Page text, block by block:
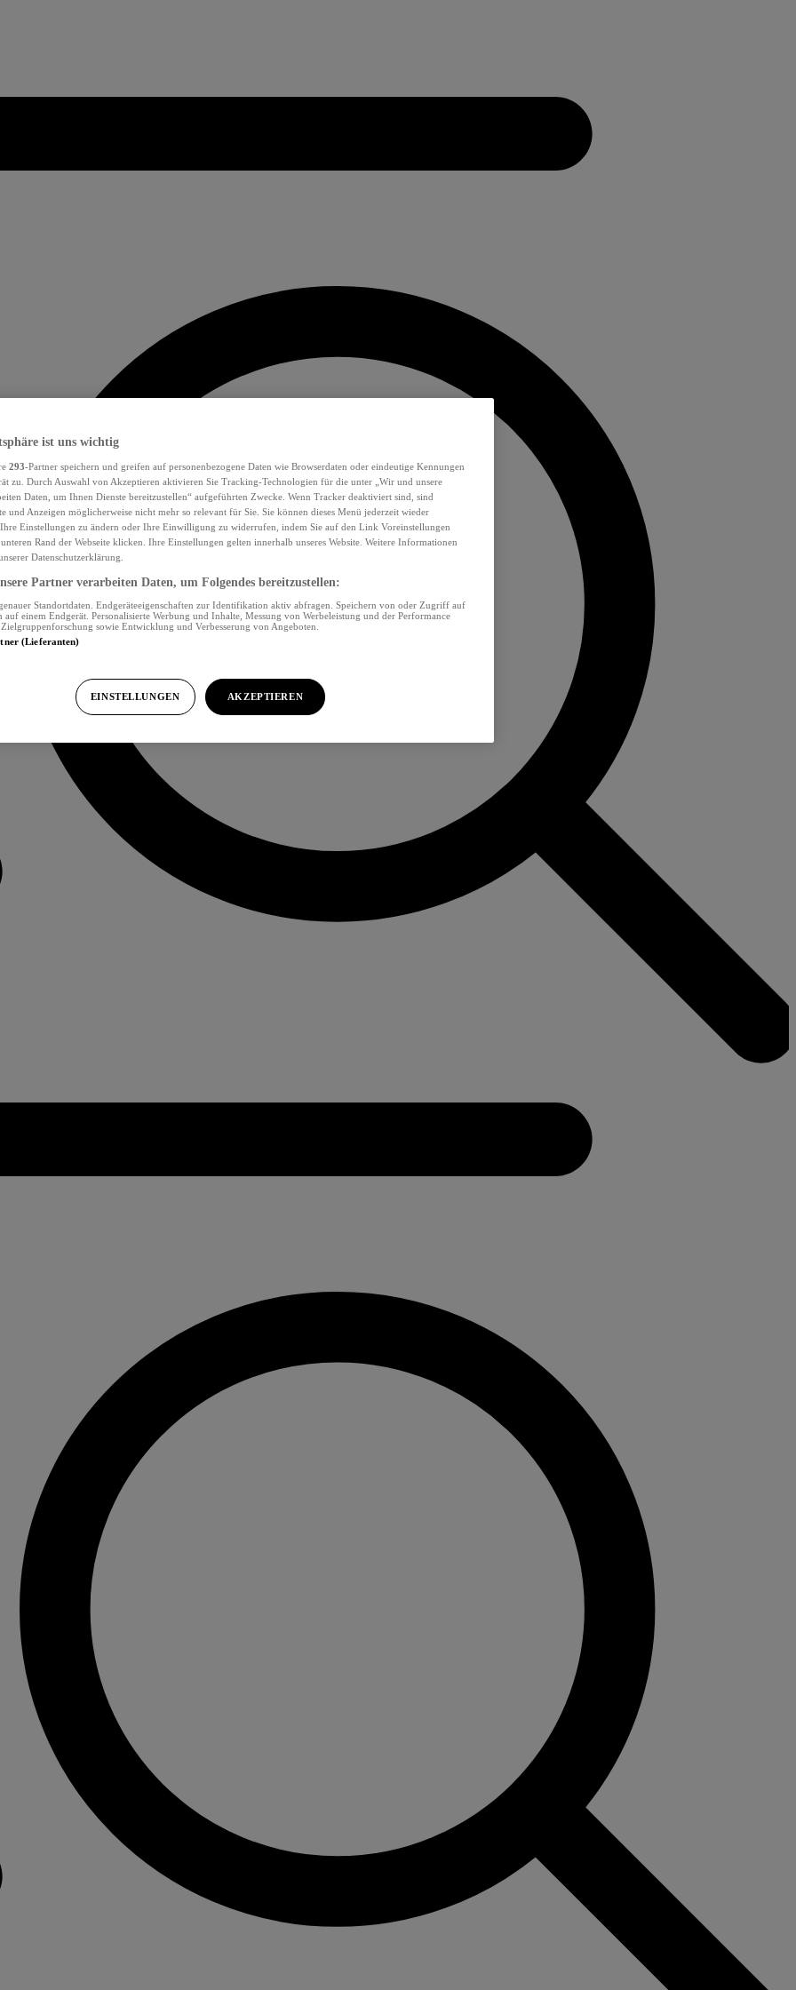
ist uns wichtig
293-Partner speichern und greifen auf personenbezogene Daten wie Browserdaten oder eindeutige Kennungen
zu. Durch Auswahl von Akzeptieren aktivieren Sie Tracking-Technologien für die unter „Wir und unsere
Daten, um Ihnen Dienste bereitzustellen“ aufgeführten Zwecke. Wenn Tracker deaktiviert sind, sind
und Anzeigen möglicherweise nicht mehr so relevant für Sie. Sie können dieses Menü jederzeit wieder
Einstellungen zu ändern oder Ihre Einwilligung zu widerrufen, indem Sie auf den Link Voreinstellungen
Rand der Webseite klicken. Ihre Einstellungen gelten innerhalb unseres Website. Weitere Informationen
Datenschutzerklärung.
Partner verarbeiten Daten, um Folgendes bereitzustellen:
Standortdaten. Endgeräteeigenschaften zur Identifikation aktiv abfragen. Speichern von oder Zugriff auf
einem Endgerät. Personalisierte Werbung und Inhalte, Messung von Werbeleistung und der Performance
sowie Entwicklung und Verbesserung von Angeboten.
(Lieferanten)
EINSTELLUNGEN AKZEPTIEREN